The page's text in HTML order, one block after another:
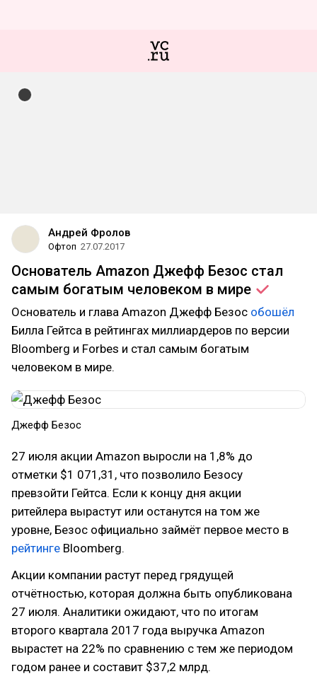
Андрей Фролов
Офтоп 27.07.2017
Основатель Amazon Джефф Безос стал
самым богатым человеком в мире
Основатель и глава Amazon Джефф Безос обошёл
Билла Гейтса в рейтингах миллиардеров по версии
Bloomberg и Forbes и стал самым богатым
человеком в мире.
Джефф Безос
27 июля акции Amazon выросли на 1,8% до
отметки $1 071,31, что позволило Безосу
превзойти Гейтса. Если к концу дня акции
ритейлера вырастут или останутся на том же
уровне, Безос официально займёт первое место в
рейтинге Bloomberg.
Акции компании растут перед грядущей
отчётностью, которая должна быть опубликована
27 июля. Аналитики ожидают, что по итогам
второго квартала 2017 года выручка Amazon
вырастет на 22% по сравнению с тем же периодом
годом ранее и составит $37,2 млрд.